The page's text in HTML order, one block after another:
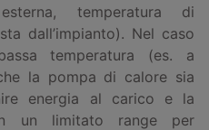
temperatura di
dall’impianto). Nel caso
temperatura (es. a
la pompa di calore sia
energia al carico e la
un limitato range per